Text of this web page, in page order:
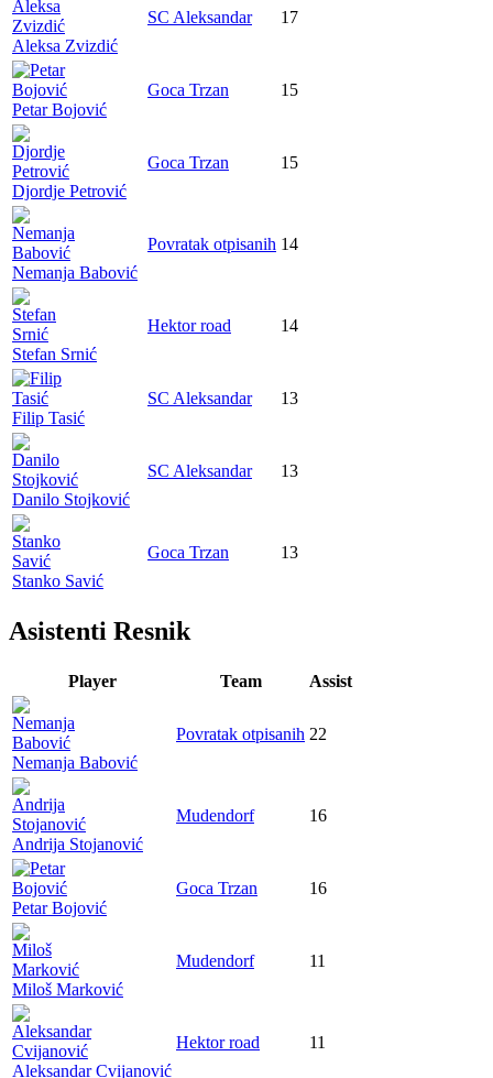
Aleksa Zvizdić
SC Aleksandar 17
Petar Bojović
Goca Trzan 15
Djordje Petrović
Goca Trzan 15
Nemanja Babović
Povratak otpisanih 14
Stefan Srnić
Hektor road 14
Filip Tasić
SC Aleksandar 13
Danilo Stojković
SC Aleksandar 13
Stanko Savić
Goca Trzan 13
Asistenti Resnik
Player Team Assist
Nemanja Babović
Povratak otpisanih 22
Andrija Stojanović
Mudendorf 16
Petar Bojović
Goca Trzan 16
Miloš Marković
Mudendorf 11
Aleksandar Cvijanović
Hektor road 11